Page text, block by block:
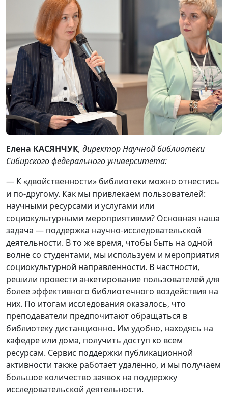
Елена КАСЯНЧУК, директор Научной библиотеки
Сибирского федерального университета:
— К «двойственности» библиотеки можно отнестись
и по-другому. Как мы привлекаем пользователей:
научными ресурсами и услугами или
социокультурными мероприятиями? Основная наша
задача — поддержка научно-исследовательской
деятельности. В то же время, чтобы быть на одной
волне со студентами, мы используем и мероприятия
социокультурной направленности. В частности,
решили провести анкетирование пользователей для
более эффективного библиотечного воздействия на
них. По итогам исследования оказалось, что
преподаватели предпочитают обращаться в
библиотеку дистанционно. Им удобно, находясь на
кафедре или дома, получить доступ ко всем
ресурсам. Сервис поддержки публикационной
активности также работает удалённо, и мы получаем
большое количество заявок на поддержку
исследовательской деятельности.